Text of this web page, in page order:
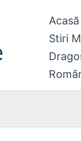
Acasă
Stiri